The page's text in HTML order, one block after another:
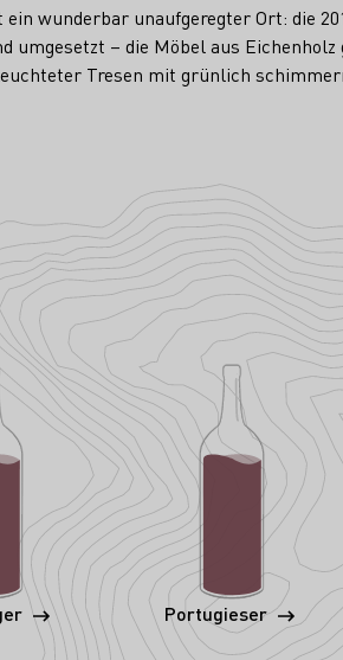
wunderbar unaufgeregter Ort: die
– die Möbel aus Eichenholz
Tresen mit grünlich
Portugieser